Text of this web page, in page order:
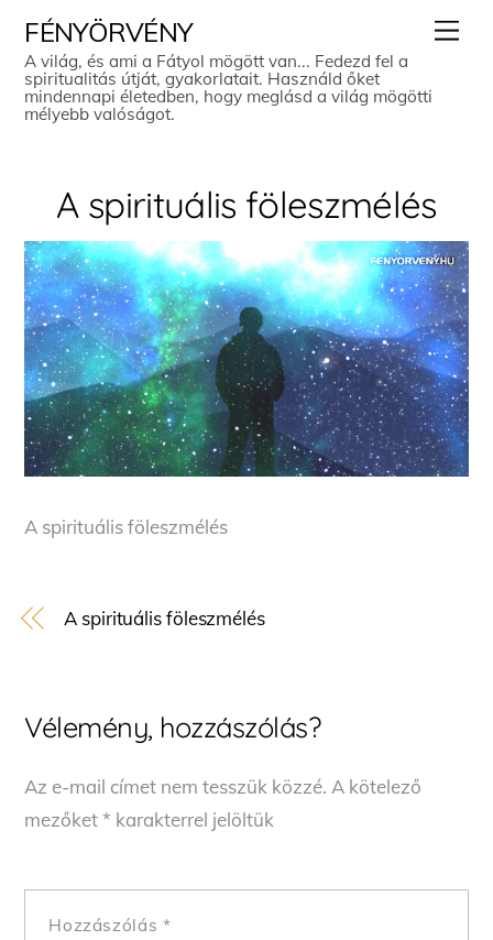
content
FÉNYÖRVÉNY
A világ, és ami a Fátyol mögött van... Fedezd fel a
spiritualitás útját, gyakorlatait. Használd őket
mindennapi életedben, hogy meglásd a világ mögötti
mélyebb valóságot.
A spirituális föleszmélés
A spirituális föleszmélés
A spirituális föleszmélés
Vélemény, hozzászólás?
Az e-mail címet nem tesszük közzé. A kötelező
mezőket* karakterrel jelöltük
Hozzászólás *